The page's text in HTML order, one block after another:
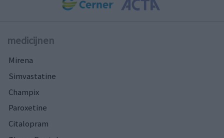
medicijnen
Mirena
Simvastatine
Champix
Paroxetine
Citalopram